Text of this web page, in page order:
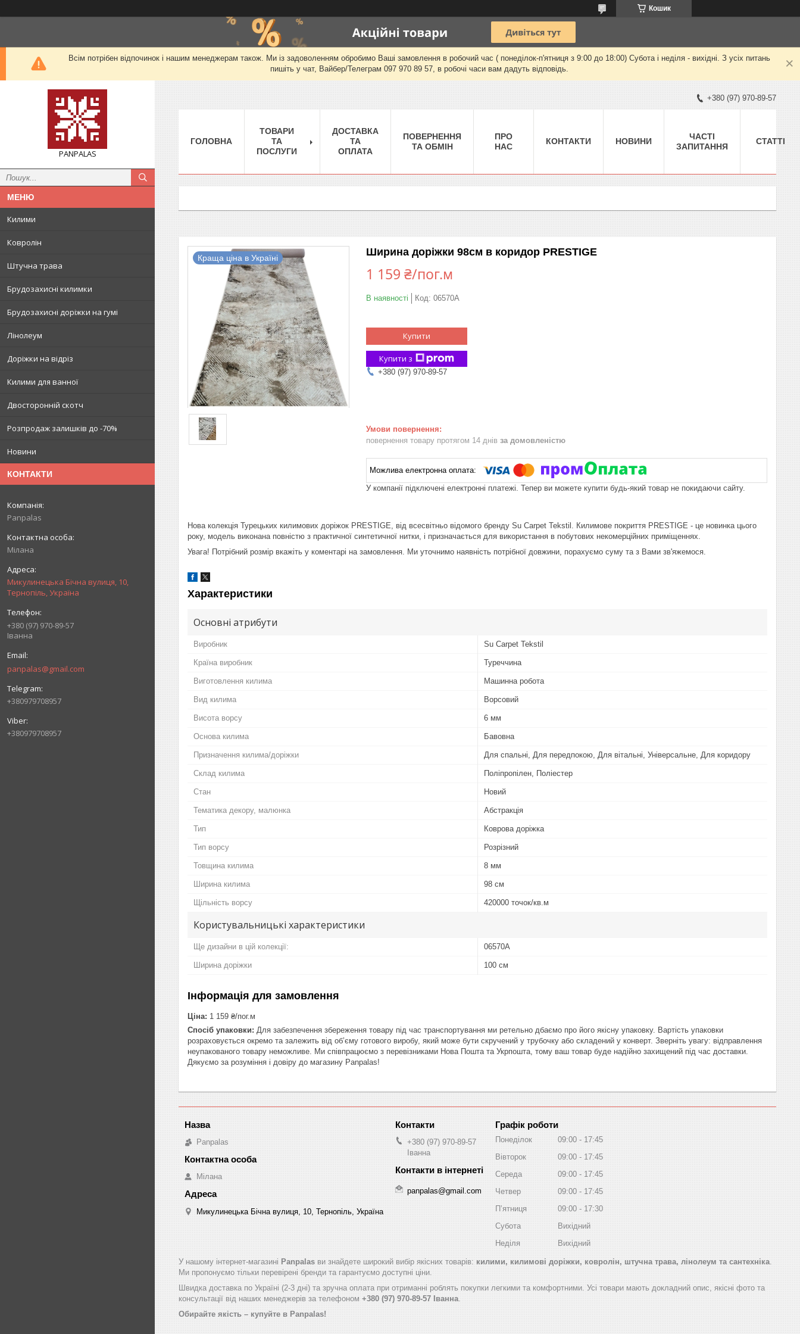
Кошик
Всім потрібен відпочинок і нашим менеджерам також. Ми із задоволенням обробимо Ваші замовлення в робочий час ( понеділок-п'ятниця з 9:00 до 18:00) Субота і неділя - вихідні. З усіх питань
пишіть у чат, Вайбер/Телеграм 097 970 89 57, в робочі часи вам дадуть відповідь.
PANPALAS
Килими
Ковролін
Штучна трава
Брудозахисні килимки
Брудозахисні доріжки на гумі
Лінолеум
Доріжки на відріз
Килими для ванної
Двосторонній скотч
Розпродаж залишків до -70%
Новини
КОНТАКТИ
Panpalas
Мілана
Микулинецька Бічна вулиця, 10,
Тернопіль, Україна
+380 (97) 970-89-57
Іванна
panpalas@gmail.com
+380979708957
+380979708957
+380 (97) 970-89-57
ГОЛОВНА
ТОВАРИ
ТА
ПОСЛУГИ
ДОСТАВКА
ТА
ОПЛАТА
ПОВЕРНЕННЯ
ТА ОБМІН
ПРО
НАС
КОНТАКТИ НОВИНИ
ЧАСТІ
ЗАПИТАННЯ
СТАТТІ
Краща ціна в Україні Ширина доріжки 98см в коридор PRESTIGE
1 159 ₴/пог.м
В наявності Код: 06570A
Купити
Купити з
+380 (97) 970-89-57
повернення товару протягом 14 днів за домовленістю
У компанії підключені електронні платежі. Тепер ви можете купити будь-який товар не покидаючи сайту.
Нова колекція Турецьких килимових доріжок PRESTIGE, від всесвітньо відомого бренду Su Carpet Tekstil. Килимове покриття PRESTIGE - це новинка цього
року, модель виконана повністю з практичної синтетичної нитки, і призначається для використання в побутових некомерційних приміщеннях.
Увага! Потрібний розмір вкажіть у коментарі на замовлення. Ми уточнимо наявність потрібної довжини, порахуємо суму та з Вами зв'яжемося.
Характеристики
Основні атрибути
Виробник Su Carpet Tekstil
Країна виробник Туреччина
Виготовлення килима Машинна робота
Вид килима Ворсовий
Висота ворсу 6 мм
Основа килима Бавовна
Призначення килима/доріжки Для спальні, Для передпокою, Для вітальні, Універсальне, Для коридору
Склад килима Поліпропілен, Поліестер
Стан Новий
Тематика декору, малюнка Абстракція
Тип Коврова доріжка
Тип ворсу Розрізний
Товщина килима 8 мм
Ширина килима 98 см
Щільність ворсу 420000 точок/кв.м
Користувальницькі характеристики
Ще дизайни в цій колекції: 06570A
Ширина доріжки 100 см
Інформація для замовлення
Ціна: 1 159 ₴/пог.м
Спосіб упаковки: Для забезпечення збереження товару під час транспортування ми ретельно дбаємо про його якісну упаковку. Вартість упаковки
розраховується окремо та залежить від об’єму готового виробу, який може бути скручений у трубочку або складений у конверт. Зверніть увагу: відправлення
неупакованого товару неможливе. Ми співпрацюємо з перевізниками Нова Пошта та Укрпошта, тому ваш товар буде надійно захищений під час доставки.
Дякуємо за розуміння і довіру до магазину Panpalas!
Panpalas
Мілана
Микулинецька Бічна вулиця, 10, Тернопіль, Україна
+380 (97) 970-89-57
Іванна
panpalas@gmail.com
Графік роботи
Понеділок 09:00
17:45
Вівторок
09:00
17:45
Середа
09:00
17:45
Четвер
09:00
17:45
Пʼятниця
09:00
17:30
Субота
Вихідний
Неділя
Вихідний
У нашому інтернет-магазині Panpalas ви знайдете широкий вибір якісних товарів: килими, килимові доріжки, ковролін, штучна трава, лінолеум та сантехніка
Ми пропонуємо тільки перевірені бренди та гарантуємо доступні ціни.
Швидка доставка по Україні (2-3 дні) та зручна оплата при отриманні роблять покупки легкими та комфортними. Усі товари мають докладний опис, якісні фото та
консультації від наших менеджерів за телефоном +380 (97) 970-89-57 Іванна.
Обирайте якість – купуйте в Panpalas!